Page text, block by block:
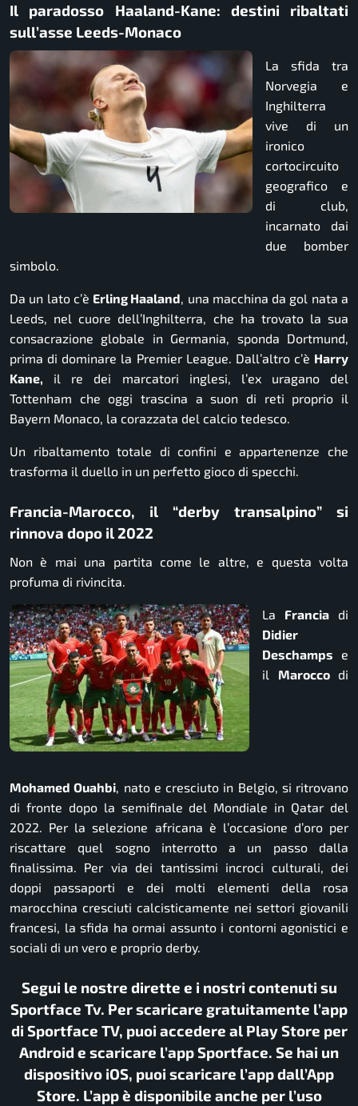
Il paradosso Haaland-Kane: destini ribaltati
sull’asse Leeds-Monaco
La sfida tra
Norvegia e
Inghilterra
vive di un
ironico
cortocircuito
geografico e
di club,
incarnato dai
due bomber
simbolo.
Da un lato c’è Erling Haaland, una macchina da gol nata a
Leeds, nel cuore dell’Inghilterra, che ha trovato la sua
consacrazione globale in Germania, sponda Dortmund,
prima di dominare la Premier League. Dall’altro c’è Harry
Kane, il re dei marcatori inglesi, l’ex uragano del
Tottenham che oggi trascina a suon di reti proprio il
Bayern Monaco, la corazzata del calcio tedesco.
Un ribaltamento totale di confini e appartenenze che
trasforma il duello in un perfetto gioco di specchi.
Francia-Marocco, il “derby transalpino” si
rinnova dopo il 2022
Non è mai una partita come le altre, e questa volta
profuma di rivincita.
La Francia di
Didier
Deschamps e
il Maroccodi
MohamedOuahbi , nato e cresciuto in Belgio, si ritrovano
di fronte dopo la semifinale del Mondiale in Qatar del
2022. Per la selezione africana è l’occasione d’oro per
riscattare quel sogno interrotto a un passo dalla
finalissima. Per via dei tantissimi incroci culturali, dei
doppi passaporti e dei molti elementi della rosa
marocchina cresciuti calcisticamente nei settori giovanili
francesi, la sfida ha ormai assunto i contorni agonistici e
sociali di un vero e proprio derby.
Segui le nostre dirette e i nostri contenuti su
Sportface Tv. Per scaricare gratuitamente l’app
di Sportface TV, puoi accedere al Play Store per
Android e scaricare l’app Sportface. Se hai un
dispositivo iOS, puoi scaricare l’app dall’App
Store. L’app è disponibile anche per l’uso